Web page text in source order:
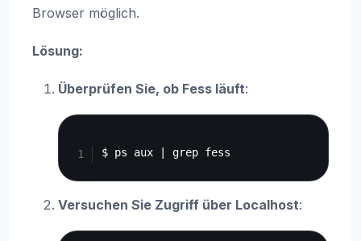
Browser möglich.
Lösung:
Überprüfen Sie, ob Fess läuft:
Versuchen Sie Zugriff über Localhost: